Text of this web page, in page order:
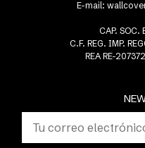
E-mail:
CAP.
C.F. REG. IMP.
REA RE-